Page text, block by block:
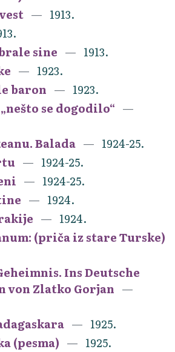
1913.
sine
1913.
1923.
baron
1923.
se dogodilo“
Balada
1924-25.
1924-25.
1924-25.
1924.
1924.
(priča iz stare Turske)
Ins Deutsche
von Zlatko Gorjan
1925.
(pesma)
1925.